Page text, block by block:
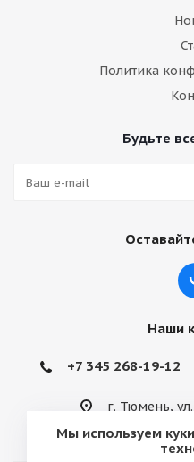
Политика
Будьте
Наши
+7 345 268-19-12
г. Тюмень,
Мы используем